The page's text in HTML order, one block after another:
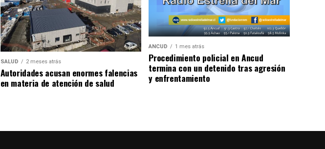
SALUD 2 meses atrás
Autoridades acusan enormes falencias
en materia de atención de salud
ANCUD 1 mes atrás
Procedimiento policial en Ancud
termina con un detenido tras agresión
y enfrentamiento